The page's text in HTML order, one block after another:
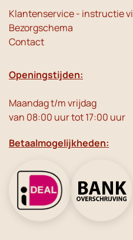
Klantenservice - instructie
Bezorgschema
Contact
Openingstijden:
Maandag t/m vrijdag
van 08:00 uur tot 17:00 uur
Betaalmogelijkheden: